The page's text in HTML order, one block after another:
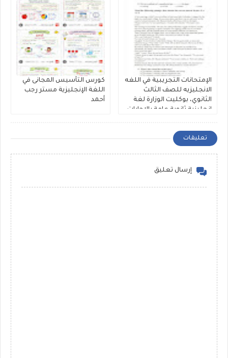
الإمتحانات التجريبية في اللغه
الانجليزيه للصف الثالث
الثانوي، بوكليت الوزارة لغة
إنجليزية ثانوية عامة بالإجابات
كورس التأسيس المجانى في
اللغة الإنجليزية مستر رجب
أحمد
تعليقات
إرسال تعليق